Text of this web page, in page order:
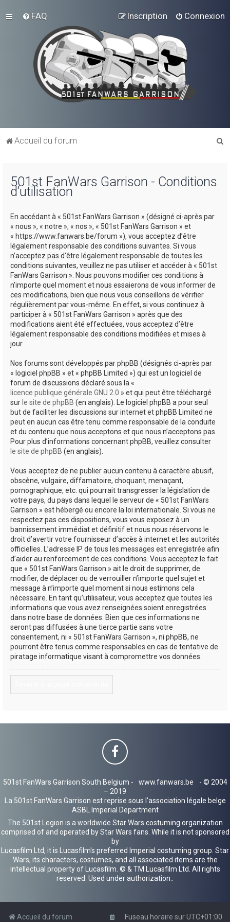
FAQ Connexion
Inscription
Accueil du forum
501st FanWars Garrison - Conditions
d’utilisation
En accédant à « 501st FanWars Garrison » (désigné ci-après par
« nous », « notre », « nos », « 501st FanWars Garrison » et
« https://www.fanwars.be/forum »), vous acceptez d’être
légalement responsable des conditions suivantes. Si vous
n’acceptez pas d’être légalement responsable de toutes les
conditions suivantes, veuillez ne pas utiliser et accéder à « 501st
FanWars Garrison ». Nous pouvons modifier ces conditions à
n’importe quel moment et nous essaierons de vous informer de
ces modifications, bien que nous vous conseillons de vérifier
régulièrement par vous-même. En effet, si vous continuez à
participer à « 501st FanWars Garrison » après que des
modifications aient été effectuées, vous acceptez d’être
légalement responsable des conditions modifiées et mises à
jour.
Nos forums sont développés par phpBB (désignés ci-après par
« logiciel phpBB » et « phpBB Limited ») qui est un logiciel de
forum de discussions déclaré sous la «
licence publique générale GNU 2.0 » et qui peut être téléchargé
sur le site de phpBB (en anglais). Le logiciel phpBB a pour seul
but de faciliter les discussions sur internet et phpBB Limited ne
peut en aucun cas être tenu comme responsable de la conduite
et du contenu que nous acceptons et que nous n’acceptons pas.
Pour plus d’informations concernant phpBB, veuillez consulter
le site de phpBB (en anglais).
Vous acceptez de ne publier aucun contenu à caractère abusif,
obscène, vulgaire, diffamatoire, choquant, menaçant,
pornographique, etc. qui pourrait transgresser la législation de
votre pays, du pays dans lequel le serveur de « 501st FanWars
Garrison » est hébergé ou encore la loi internationale. Si vous ne
respectez pas ces dispositions, vous vous exposez à un
bannissement immédiat et définitif et nous nous réservons le
droit d’avertir votre fournisseur d’accès à internet et les autorités
officielles. L’adresse IP de tous les messages est enregistrée afin
d’aider au renforcement de ces conditions. Vous acceptez le fait
que « 501st FanWars Garrison » ait le droit de supprimer, de
modifier, de déplacer ou de verrouiller n’importe quel sujet et
message à n’importe quel moment si nous estimons cela
nécessaire. En tant qu’utilisateur, vous acceptez que toutes les
informations que vous avez renseignées soient enregistrées
dans notre base de données. Bien que ces informations ne
seront pas diffusées à une tierce partie sans votre
consentement, ni « 501st FanWars Garrison », ni phpBB, ne
pourront être tenus comme responsables en cas de tentative de
piratage informatique visant à compromettre vos données.
501st FanWars Garrison South Belgium - www.fanwars.be
- © 2004
– 2019
La 501st FanWars Garrison est reprise sous l'association légale belge
ASBL Imperial Department
The 501st Legion is a worldwide Star Wars costuming organization
comprised of and operated by Star Wars fans. While it is not sponsored
by
Lucasfilm Ltd, it is Lucasfilm's preferred Imperial costuming group. Star
Wars, its characters, costumes, and all associated items are the
intellectual property of Lucasfilm. © & TM Lucasfilm Ltd. All rights
reserved. Used under authorization..
Accueil du forum Fuseau horaire surUTC+01:00